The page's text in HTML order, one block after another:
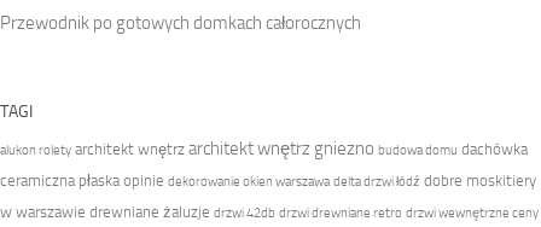
Przewodnik po gotowych domkach całorocznych
TAGI
alukon rolety architekt wnętrz architekt wnętrz gniezno budowa domu dachówka
ceramiczna płaska opinie dekorowanie okien warszawa delta drzwi łódź dobre moskitiery
w warszawie drewniane żaluzje drzwi 42db drzwi drewniane retro drzwi wewnętrzne ceny